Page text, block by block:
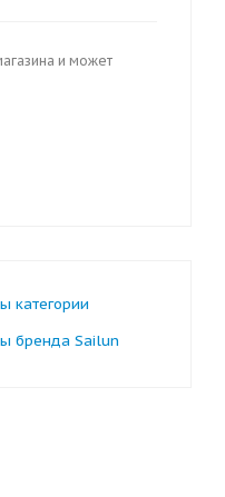
и может
категории
бренда Sailun